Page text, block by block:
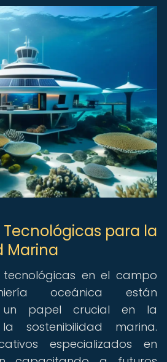
para la
Marina
tecnológicas en el campo
oceánica están
un papel crucial en la
sostenibilidad marina.
especializados en